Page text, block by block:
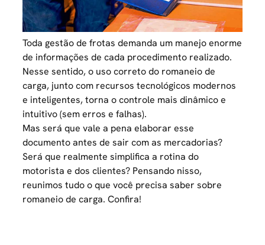
Toda gestão de frotas demanda um manejo enorme
de informações de cada procedimento realizado.
Nesse sentido, o uso correto do romaneio de
carga, junto com recursos tecnológicos modernos
e inteligentes, torna o controle mais dinâmico e
intuitivo (sem erros e falhas).
Mas será que vale a pena elaborar esse
documento antes de sair com as mercadorias?
Será que realmente simplifica a rotina do
motorista e dos clientes? Pensando nisso,
reunimos tudo o que você precisa saber sobre
romaneio de carga. Confira!